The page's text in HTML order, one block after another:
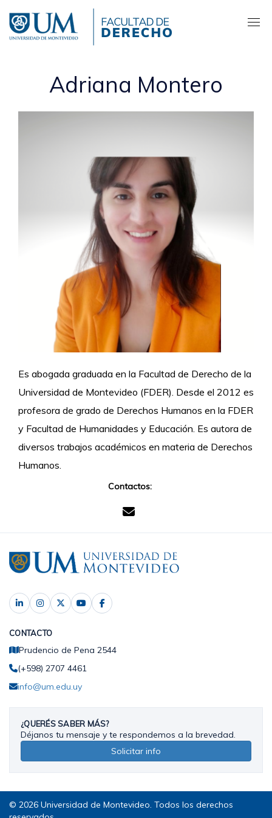
contenido
principal
Adriana Montero
Es abogada graduada en la Facultad de Derecho de la
Universidad de Montevideo (FDER). Desde el 2012 es
profesora de grado de Derechos Humanos en la FDER
y Facultad de Humanidades y Educación. Es autora de
diversos trabajos académicos en materia de Derechos
Humanos.
Contactos:
CONTACTO
Prudencio de Pena 2544
(+598) 2707 4461
info@um.edu.uy
¿QUERÉS SABER MÁS?
Déjanos tu mensaje y te respondemos a la brevedad.
Solicitar info
© 2026 Universidad de Montevideo. Todos los derechos